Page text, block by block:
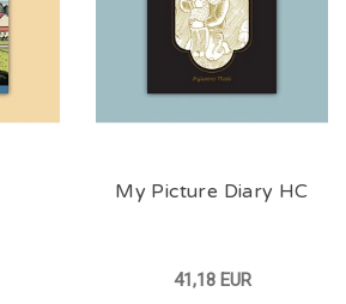
My Picture Diary HC
41,18 EUR